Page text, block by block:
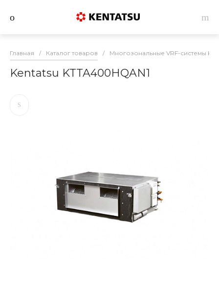
Главная / Каталог товаров / Многозональные VRF-системы
Kentatsu KTTA400HQAN1